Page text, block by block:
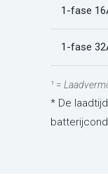
1-fase
1-fase
¹ =
* De